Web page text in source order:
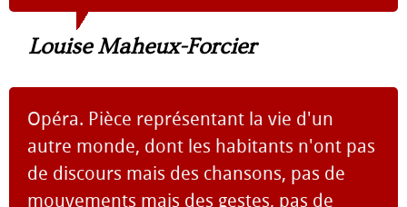
Louise Maheux-Forcier
Opéra. Pièce représentant la vie d'un
autre monde, dont les habitants n'ont pas
de discours mais des chansons, pas de
mouvements mais des gestes, pas de